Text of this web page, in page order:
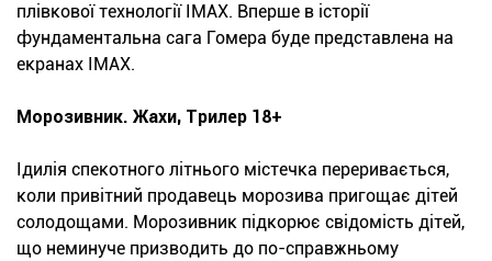
плівкової технології IMAX. Вперше в історії
фундаментальна сага Гомера буде представлена на
екранах IMAX.
Морозивник. Жахи, Трилер 18+
Ідилія спекотного літнього містечка переривається,
коли привітний продавець морозива пригощає дітей
солодощами. Морозивник підкорює свідомість дітей,
що неминуче призводить до по-справжньому